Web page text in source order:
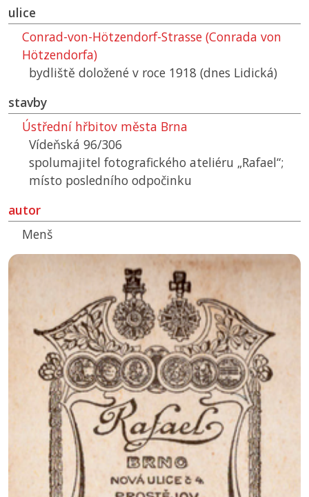
ulice
Conrad-von-Hötzendorf-Strasse (Conrada von
Hötzendorfa)
bydliště doložené v roce 1918 (dnes Lidická)
stavby
Ústřední hřbitov města Brna
Vídeňská 96/306
spolumajitel fotografického ateliéru „Rafael“;
místo posledního odpočinku
autor
Menš